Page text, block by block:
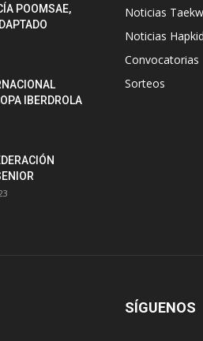
POOMSAE,
IBERDROLA
Noticias
Noticias
Convocatorias
Sorteos
SÍGUENOS